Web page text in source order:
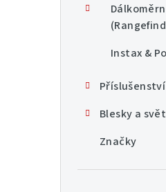
Instax &
Příslušenství
Blesky a
Značky